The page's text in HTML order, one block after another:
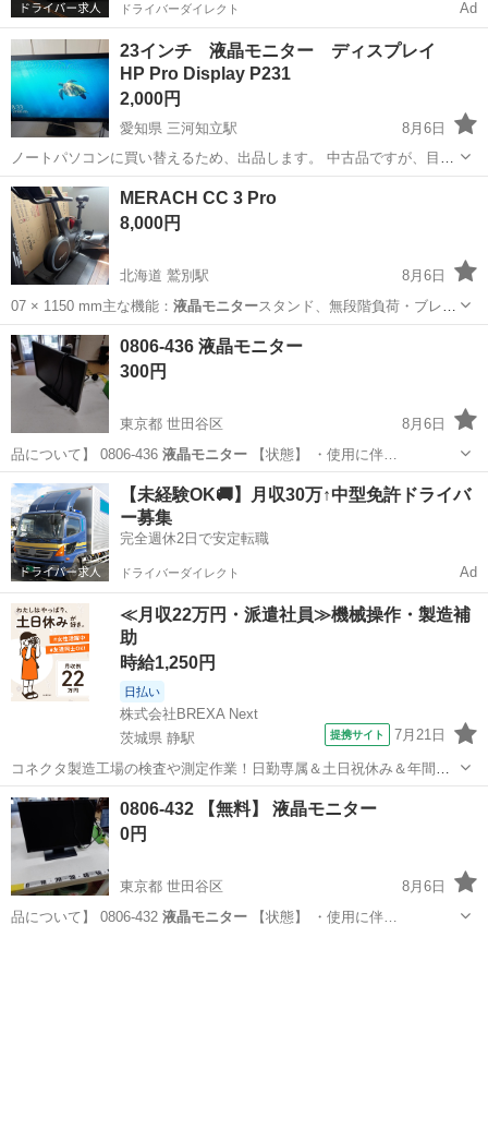
ドライバーダイレクト Ad
23インチ 液晶モニター ディスプレイ
HP Pro Display P231
2,000円
愛知県 三河知立駅
8月6日
ノートパソコンに買い替えるため、出品します。 中古品ですが、目立
ったキズ等無く美品だと思います。 動作や映像も特に不具合箇所はな
いです。 取引直前にも動作確認は行いますが、 取引後の保証は出来ま
せんので ノークレームノー...
愛知 豊田市 三河知立駅 周辺機器
MERACH CC 3 Pro
8,000円
北海道 鷲別駅
8月6日
07 × 1150 mm主な機能： 液晶モニタースタンド、無段階負荷・ブレー
キ、サ…
北海道 登別市 フィットネス、トレーニング
MERACH
0806-436 液晶モニター
300円
東京都 世田谷区
8月6日
品について】 0806-436 液晶モニター 【状態】 ・使用に伴…
東京 世田谷区 テレビ 液晶モニター
【未経験OK🚚】月収30万↑中型免許ドライバ
ー募集
完全週休2日で安定転職
ドライバーダイレクト Ad
≪月収22万円・派遣社員≫機械操作・製造補
助
時給1,250円
日払い
株式会社BREXA Next
茨城県 静駅
提携サイト 7月21日
コネクタ製造工場の検査や測定作業！日勤専属＆土日祝休み＆年間休
日128日★クリーンルーム内作業★マイカー通勤OK＆無料駐車場あり
★就業先食堂利用可！日払い制度あり！《茨城県常陸大宮市》 人気の
工場のお仕事 ◇コネクタ製造工...
茨城 常陸大宮市 その他
0806-432 【無料】 液晶モニター
0円
東京都 世田谷区
8月6日
品について】 0806-432 液晶モニター 【状態】 ・使用に伴…